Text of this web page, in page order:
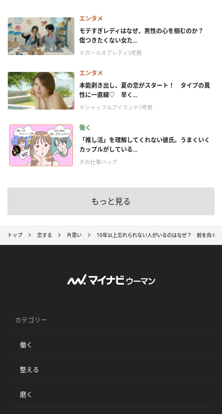
エンタメ
モテすぎレディはなぜ、男性の心を掴むのか？
傷つきたくない女た...
＃ガールオアレディ3考察
エンタメ
本能剥き出し、夏の恋がスタート！ タイプの異
性に一直線♡ 早く...
＃シャッフルアイランド7考察
働く
「推し活」を理解してくれない彼氏。うまくいく
カップルがしている...
＃お仕事ハック
もっと見る
トップ 恋する 片思い 10年以上忘れられない人がいるのはなぜ？ 前を向く
カテゴリー
働く
整える
磨く